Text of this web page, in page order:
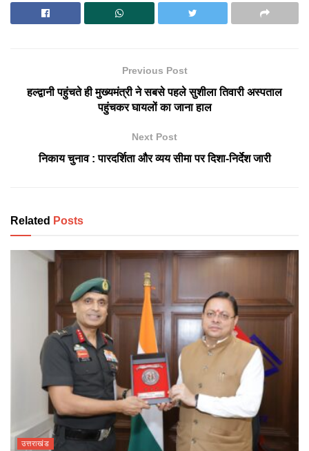
Previous Post
हल्द्वानी पहुंचते ही मुख्यमंत्री ने सबसे पहले सुशीला तिवारी अस्पताल
पहुंचकर घायलों का जाना हाल
Next Post
निकाय चुनाव : पारदर्शिता और व्यय सीमा पर दिशा-निर्देश जारी
Related Posts
उत्तराखंड